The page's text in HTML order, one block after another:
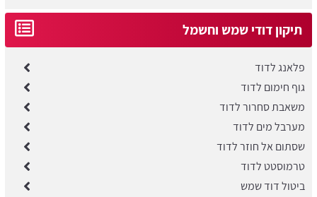
תיקון דודי שמש וחשמל
פלאנג לדוד
גוף חימום לדוד
משאבת סחרור לדוד
מערבל מים לדוד
שסתום אל חוזר לדוד
טרמוסטט לדוד
ביטול דוד שמש